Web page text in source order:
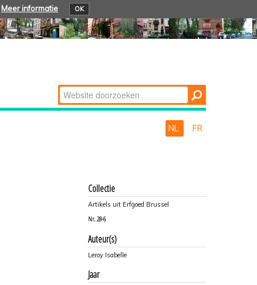
Meer informatie OK
Zoek
Geavanceerd
NL FR
Collectie
Artikels uit Erfgoed Brussel
Nr. 28-6
Auteur(s)
Leroy Isabelle
Jaar